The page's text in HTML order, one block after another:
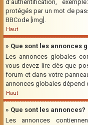
d’authentification,
protégés par un mot de
BBCode [img].
Haut
» Que sont les annonces
Les annonces globales
vous devez lire dès que
forum et dans votre
annonces globales dépend
Haut
» Que sont les annonces?
Les annonces